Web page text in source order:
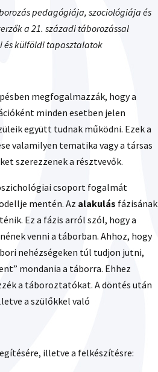
pedagógiája, szociológiája és
a 21. századi táborozással
és külföldi tapasztalatok
megfogalmazzák, hogy a
minden esetben jelen
együtt tudnak működni. Ezek a
valamilyen tematika vagy a társas
szerezzenek a résztvevők.
csoport fogalmát
mentén. Az alakulás fázisának
Ez a fázis arról szól, hogy a
venni a táborban. Ahhoz, hogy
nehézségeken túl tudjon jutni,
mondania a táborra. Ehhez
a táboroztatókat. A döntés után
a szülőkkel való
illetve a felkészítésre: